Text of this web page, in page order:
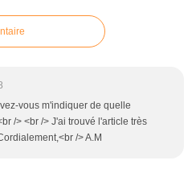
vous m'indiquer de quelle
/> <br /> J'ai trouvé l'article très
/> A.M